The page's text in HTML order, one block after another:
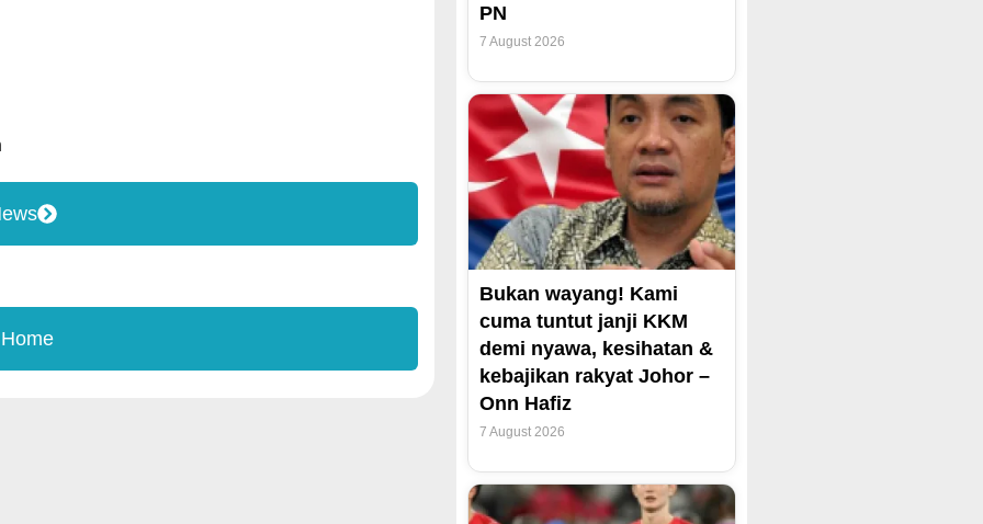
PN
7 August 2026
Bukan wayang! Kami
cuma tuntut janji KKM
demi nyawa, kesihatan &
kebajikan rakyat Johor –
Onn Hafiz
7 August 2026